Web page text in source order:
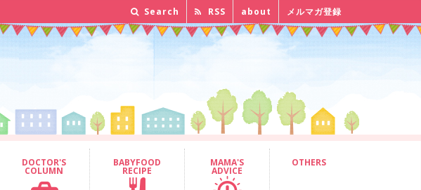
Search RSS about メルマガ登録
DOCTOR'S
COLUMN
BABYFOOD
RECIPE
MAMA'S
ADVICE
OTHERS